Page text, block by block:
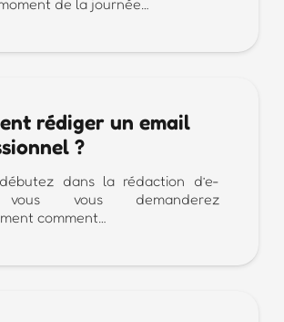
rédiger un email
?
dans la rédaction d’e-
vous demanderez
comment…